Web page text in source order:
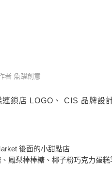
者 魚躍創意
鎖店 LOGO、 CIS 品牌設
後面的小甜點店
鳳梨棒棒糖、椰子粉巧克力蛋糕